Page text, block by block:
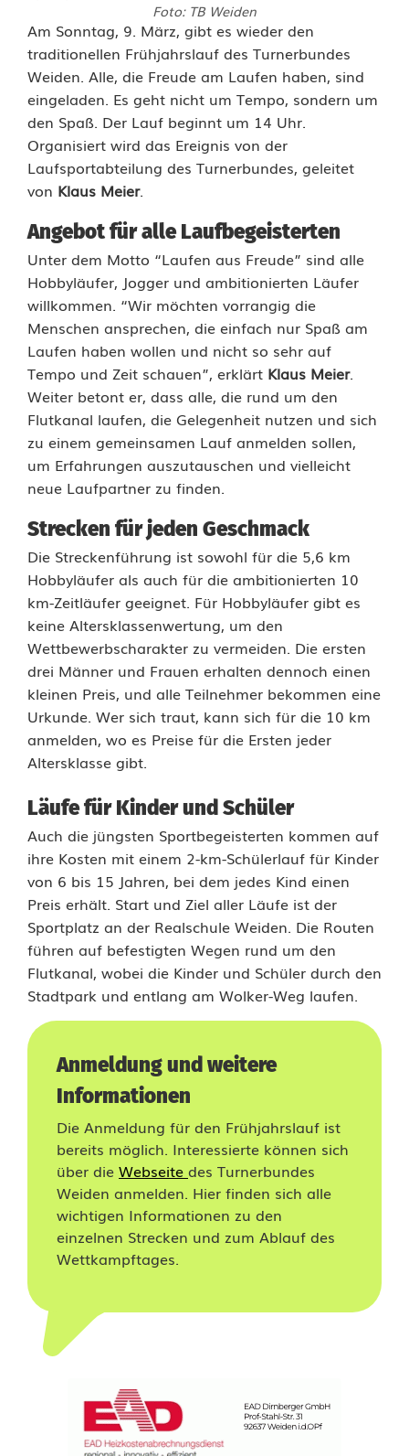
Foto: TB Weiden
W
e
i
d
e
s
F
r
ü
h
j
a
h
r
s
l
a
u
f
:
S
t
a
r
t
s
c
h
u
t
Am Sonntag, 9. März, gibt es wieder den
traditionellen Frühjahrslauf des Turnerbundes
Weiden. Alle, die Freude am Laufen haben, sind
eingeladen. Es geht nicht um Tempo, sondern um
den Spaß. Der Lauf beginnt um 14 Uhr.
Organisiert wird das Ereignis von der
Laufsportabteilung des Turnerbundes, geleitet
von Klaus Meier.
Angebot für alle Laufbegeisterten
Unter dem Motto “Laufen aus Freude” sind alle
Hobbyläufer, Jogger und ambitionierten Läufer
willkommen. “Wir möchten vorrangig die
Menschen ansprechen, die einfach nur Spaß am
Laufen haben wollen und nicht so sehr auf
Tempo und Zeit schauen”, erklärt Klaus Meier.
Weiter betont er, dass alle, die rund um den
Flutkanal laufen, die Gelegenheit nutzen und sich
zu einem gemeinsamen Lauf anmelden sollen,
um Erfahrungen auszutauschen und vielleicht
neue Laufpartner zu finden.
Strecken für jeden Geschmack
Die Streckenführung ist sowohl für die 5,6 km
Hobbyläufer als auch für die ambitionierten 10
km-Zeitläufer geeignet. Für Hobbyläufer gibt es
keine Altersklassenwertung, um den
Wettbewerbscharakter zu vermeiden. Die ersten
drei Männer und Frauen erhalten dennoch einen
kleinen Preis, und alle Teilnehmer bekommen eine
Urkunde. Wer sich traut, kann sich für die 10 km
anmelden, wo es Preise für die Ersten jeder
Altersklasse gibt.
Läufe für Kinder und Schüler
Auch die jüngsten Sportbegeisterten kommen auf
ihre Kosten mit einem 2-km-Schülerlauf für Kinder
von 6 bis 15 Jahren, bei dem jedes Kind einen
Preis erhält. Start und Ziel aller Läufe ist der
Sportplatz an der Realschule Weiden. Die Routen
führen auf befestigten Wegen rund um den
Flutkanal, wobei die Kinder und Schüler durch den
Stadtpark und entlang am Wolker-Weg laufen.
Anmeldung und weitere
Informationen
Die Anmeldung für den Frühjahrslauf ist
bereits möglich. Interessierte können sich
über die Webseite des Turnerbundes
Weiden anmelden. Hier finden sich alle
wichtigen Informationen zu den
einzelnen Strecken und zum Ablauf des
Wettkampftages.